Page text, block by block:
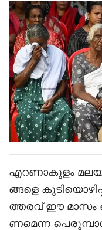
എറണാകുളം
ങ്ങളെ
ത്തരവ് ഈ മാസം
ണമെന്ന